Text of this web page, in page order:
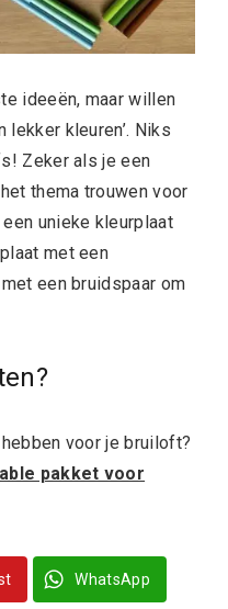
ideeën, maar willen
lekker kleuren’. Niks
Zeker als je een
thema trouwen voor
unieke kleurplaat
met een
een bruidspaar om
voor je bruiloft?
pakket voor
WhatsApp